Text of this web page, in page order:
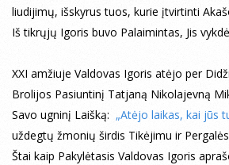
liudijimų, išskyrus tuos, kurie įtvirtinti
Iš tikrųjų Igoris buvo Palaimintas, Jis
XXI amžiuje Valdovas Igoris atėjo per
Brolijos Pasiuntinį Tatjaną Nikolajevną
Savo ugninį Laišką: „Atėjo laikas, kai jūs
uždegtų žmonių širdis Tikėjimu ir
Štai kaip Pakylėtasis Valdovas Igoris